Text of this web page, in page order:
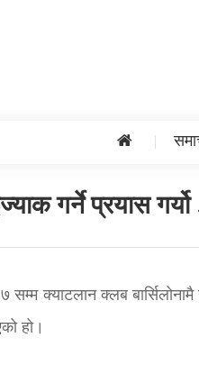
गर्ने प्रयास
सम्म क्याटलान क्लब
हो।